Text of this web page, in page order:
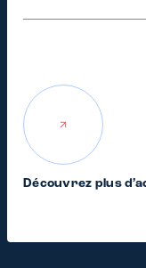
Découvrez plus